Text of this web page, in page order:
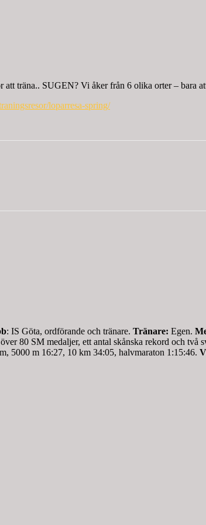
att träna.. SUGEN? Vi åker från 6 olika orter – bara
loparresa-spring/
: IS Göta, ordförande och tränare. Tränare: Egen.
80 SM medaljer, ett antal skånska rekord och två
5000 m 16:27, 10 km 34:05, halvmaraton 1:15:46.